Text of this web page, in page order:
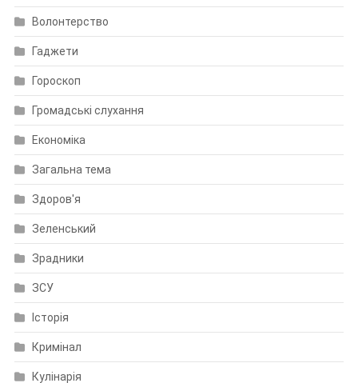
Волонтерство
Гаджети
Гороскоп
Громадські слухання
Економіка
Загальна тема
Здоров'я
Зеленський
Зрадники
ЗСУ
Історія
Кримінал
Кулінарія